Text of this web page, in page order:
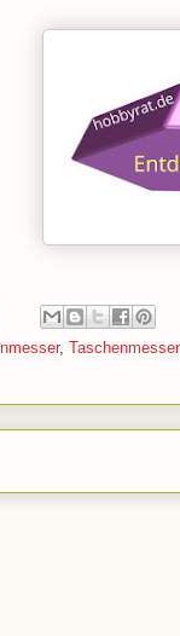
, Taschenmesser